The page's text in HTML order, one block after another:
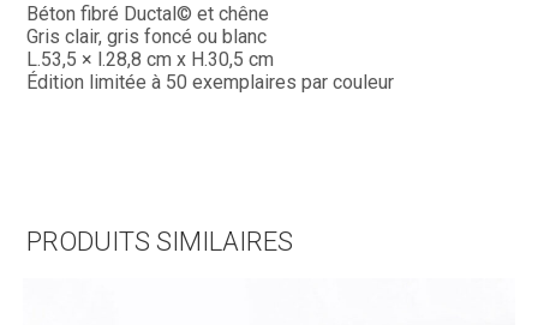
Béton fibré Ductal© et chêne
Gris clair, gris foncé ou blanc
L.53,5 × l.28,8 cm x H.30,5 cm
Édition limitée à 50 exemplaires par couleur
PRODUITS SIMILAIRES